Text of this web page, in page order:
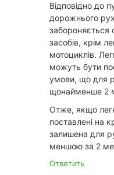
Відповідно до
дорожнього
забороняється
засобів, крім
мотоциклів.
можуть бути
умови, що для
щонайменше 2
Отже, якщо
поставлені на
залишена для
меншою за 2
Ответить